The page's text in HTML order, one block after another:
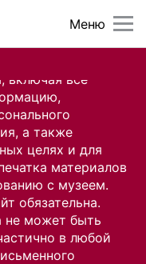
включая все
а также
целях и для
материалов
с музеем.
обязательна.
не может быть
в любой
Меню